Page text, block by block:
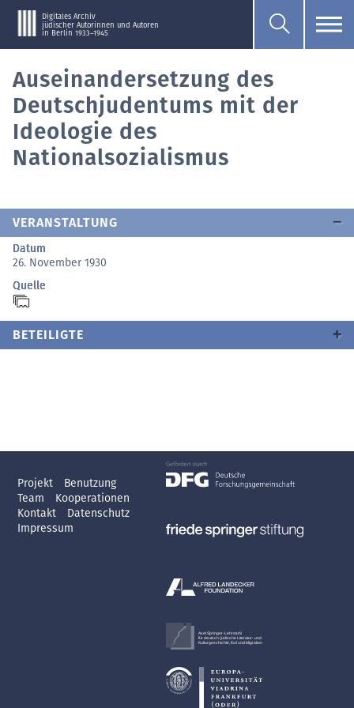
Digitales Archiv
jüdischer Autorinnen und Autoren
in Berlin 1933–1945
Auseinandersetzung des
Deutschjudentums mit der
Ideologie des
Nationalsozialismus
VERANSTALTUNG
Datum
26. November 1930
Quelle
BETEILIGTE
Projekt
Benutzung
Team
Kooperationen
Kontakt
Datenschutz
Impressum
Axel Springer-Lehrstuhl
für deutsch-jüdische Literatur- und
Kulturgeschichte, Exil und Migration